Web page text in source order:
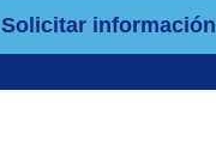
Solicitar información